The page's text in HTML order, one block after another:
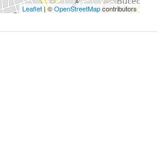
Leaflet| ©OpenStreetMapcontributors